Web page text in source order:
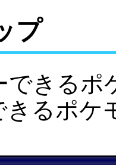
プ
できるポ
きるポケ